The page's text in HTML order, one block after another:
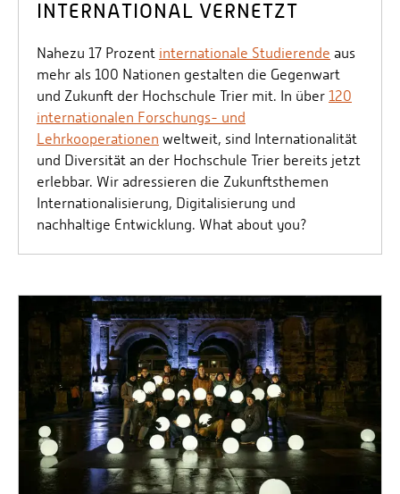
INTERNATIONAL VERNETZT
Nahezu 17 Prozent internationale Studierende aus
mehr als 100 Nationen gestalten die Gegenwart
und Zukunft der Hochschule Trier mit. In über 120
internationalen Forschungs- und
Lehrkooperationen weltweit, sind Internationalität
und Diversität an der Hochschule Trier bereits jetzt
erlebbar. Wir adressieren die Zukunftsthemen
Internationalisierung, Digitalisierung und
nachhaltige Entwicklung. What about you?